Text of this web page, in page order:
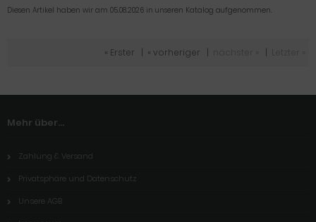
Diesen Artikel haben wir am 05.08.2026 in unseren Katalog aufgenommen.
« Erster « vorheriger
Mehr über...
Zahlung & Versand
Privatsphäre und Datenschutz
Unsere AGB